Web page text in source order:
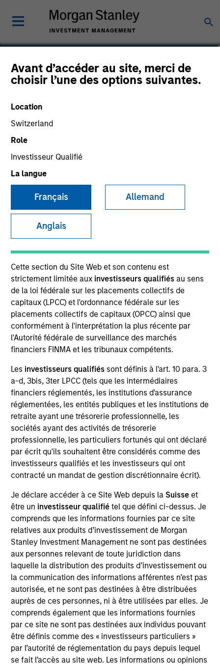
Avant d’accéder au site, merci de
choisir l’une des options suivantes.
Location
Switzerland
Role
Investisseur Qualifié
La langue
Français Allemand
Anglais
Cette section du Site Web et son contenu est
strictement limitée aux investisseurs qualifiésau sens
de la loi fédérale sur les placements collectifs de
capitaux (LPCC) et l'ordonnance fédérale sur les
placements collectifs de capitaux (OPCC) ainsi que
conformément à l'interprétation la plus récente par
l'Autorité fédérale de surveillance des marchés
financiers FINMA et les tribunaux compétents.
Les investisseurs qualifiés sont définis à l'art. 10 para. 3
a-d, 3bis, 3ter LPCC (tels que les intermédiaires
financiers réglementés, les institutions d'assurance
réglementées, les entités publiques et les institutions de
retraite ayant une trésorerie professionnelle, les
sociétés ayant des activités de trésorerie
professionnelle, les particuliers fortunés qui ont déclaré
par écrit qu'ils souhaitent être considérés comme des
investisseurs qualifiés et les investisseurs qui ont
contracté un mandat de gestion discrétionnaire écrit).
Je déclare accéder à ce Site Web depuis la Suisse et
être un investisseur qualifiétel que défini ci-dessus. Je
comprends que les informations fournies par ce site
relatives aux produits d’investissement de Morgan
Stanley Investment Management ne sont pas destinées
aux personnes relevant de toute juridiction dans
laquelle la distribution des produits d’investissement ou
la communication des informations afférentes n’est pas
autorisée, et ne sont pas destinées à être distribuées
auprès de ces personnes, ni à être utilisées par elles. Je
comprends également que les informations fournies
par ce site ne sont pas destinées aux individus pouvant
être définis comme des « investisseurs particuliers »
par l’autorité de réglementation du pays depuis lequel
se fait l’accès au site web. Les informations ou opinions
Tom Mikula
Partner
YEARS OF INDUSTRY EXPERIENCE
20 Years
TEAM
Morgan Stanley Private Equity Solutions Team
Tom Mikula is a Managing Director and Partner with
the Morgan Stanley Private Equity Solutions team.
Prior to joining the firm, Tom was a Managing
Director at Newbury Partners. Previously, he
worked in secondaries advisory at Cogent Partners
(n.k.a. Jefferies Secondaries) and on the
secondaries investment team at Adams Street
Partners. Tom received a B.A. in economics from
Harvard College.
Team Insights